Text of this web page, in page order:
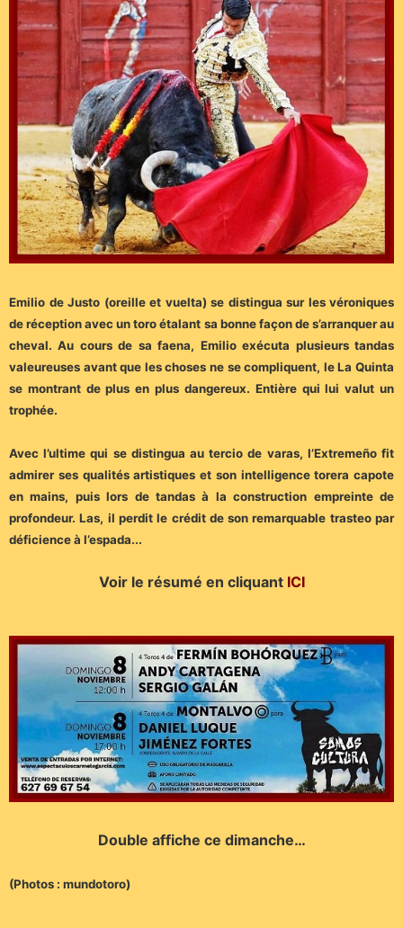
Emilio de Justo (oreille et vuelta) se distingua sur les véroniques
de réception avec un toro étalant sa bonne façon de s’arranquer au
cheval. Au cours de sa faena, Emilio exécuta plusieurs tandas
valeureuses avant que les choses ne se compliquent, le La Quinta
se montrant de plus en plus dangereux. Entière qui lui valut un
trophée.
Avec l’ultime qui se distingua au tercio de varas, l’Extremeño fit
admirer ses qualités artistiques et son intelligence torera capote
en mains, puis lors de tandas à la construction empreinte de
profondeur. Las, il perdit le crédit de son remarquable trasteo par
déficience à l’espada...
Voir le résumé en cliquant ICI
Double affiche ce dimanche…
(Photos : mundotoro)